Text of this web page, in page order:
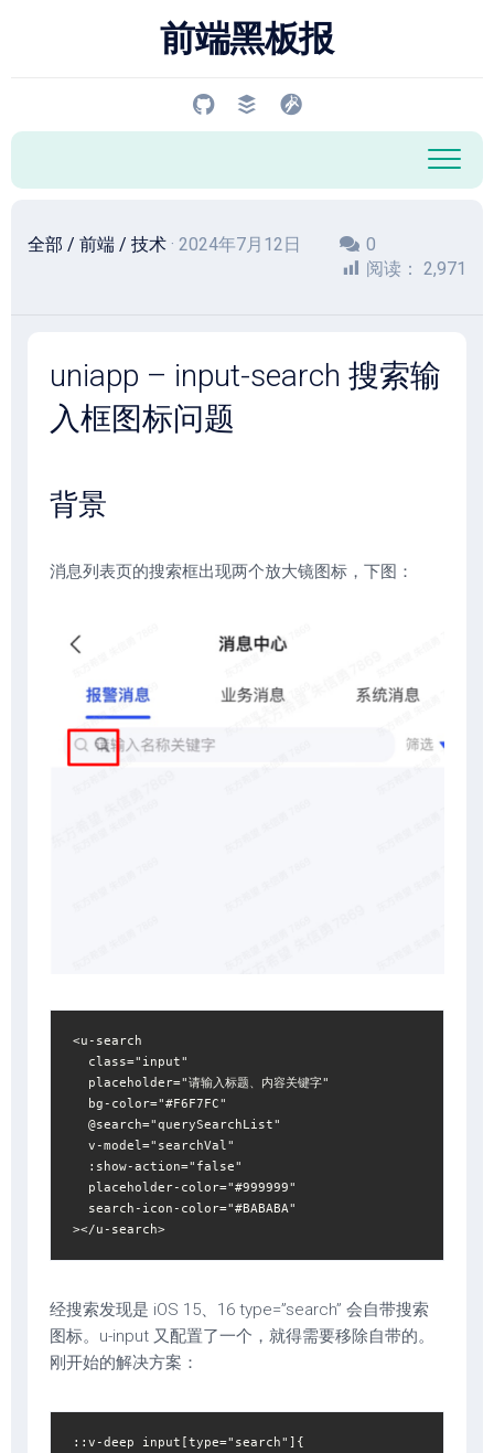
前端黑板报
全部 / 前端 / 技术 · 2024年7月12日
0
阅读： 2,971
uniapp – input-search 搜索输
入框图标问题
背景
消息列表页的搜索框出现两个放大镜图标，下图：
<u-search
></u-search>
经搜索发现是 iOS 15、16 type=”search” 会自带搜索
图标。u-input 又配置了一个，就得需要移除自带的。
刚开始的解决方案：
::v-deep input[type="search"]{